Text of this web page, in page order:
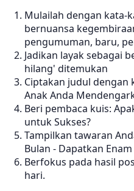
Mulailah dengan kata-
bernuansa
pengumuman, baru,
Jadikan layak sebagai
hilang' ditemukan
Ciptakan judul dengan
Anak Anda
Beri pembaca kuis:
untuk Sukses?
Tampilkan tawaran
Bulan - Dapatkan
Berfokus pada hasil
hari.